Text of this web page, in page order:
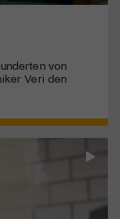
von
Veri den